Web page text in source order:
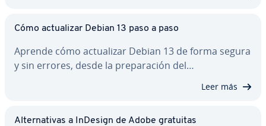
Cómo ac­tua­li­zar Debian 13 paso a paso
Aprende cómo ac­tua­li­zar Debian 13 de forma segura
y sin errores, desde la pre­pa­ra­ción del…
Leer más
Al­te­r­na­ti­vas a InDesign de Adobe gratuitas